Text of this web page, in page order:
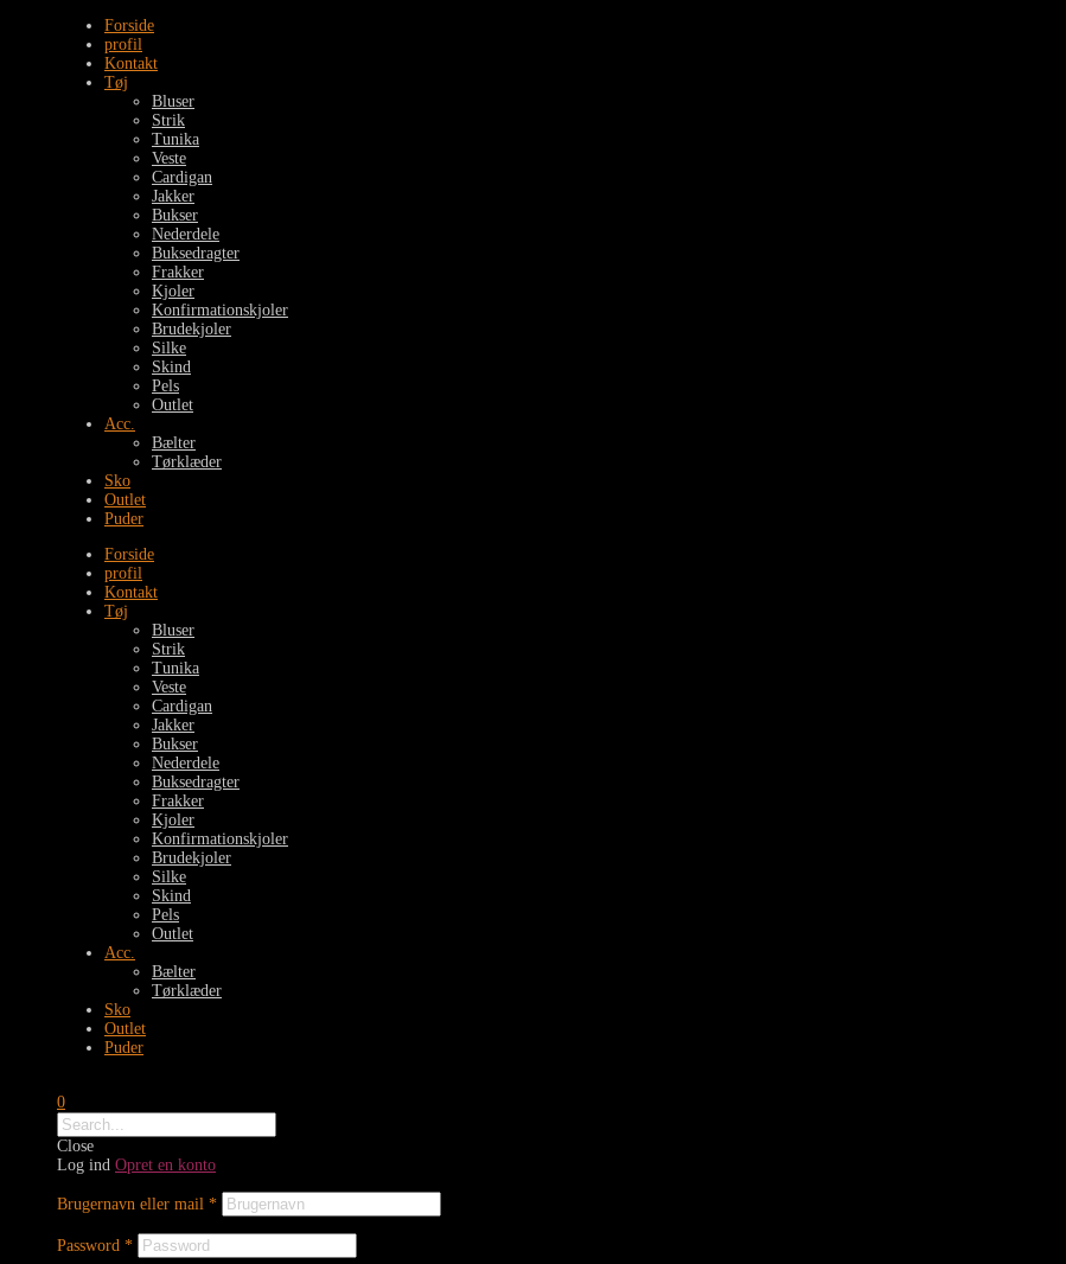
Forside
profil
Kontakt
Tøj
Bluser
Strik
Tunika
Veste
Cardigan
Jakker
Bukser
Nederdele
Buksedragter
Frakker
Kjoler
Konfirmationskjoler
Brudekjoler
Silke
Skind
Pels
Outlet
Acc.
Bælter
Tørklæder
Sko
Outlet
Puder
Forside
profil
Kontakt
Tøj
Bluser
Strik
Tunika
Veste
Cardigan
Jakker
Bukser
Nederdele
Buksedragter
Frakker
Kjoler
Konfirmationskjoler
Brudekjoler
Silke
Skind
Pels
Outlet
Acc.
Bælter
Tørklæder
Sko
Outlet
Puder
0
Close
Log ind Opret en konto
Brugernavn eller mail *
Password *